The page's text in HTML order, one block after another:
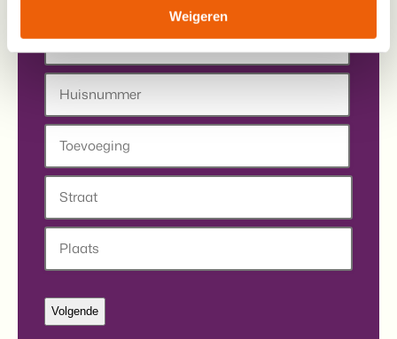
Weigeren
Postcode
Huisnummer
Toevoeging
Straat